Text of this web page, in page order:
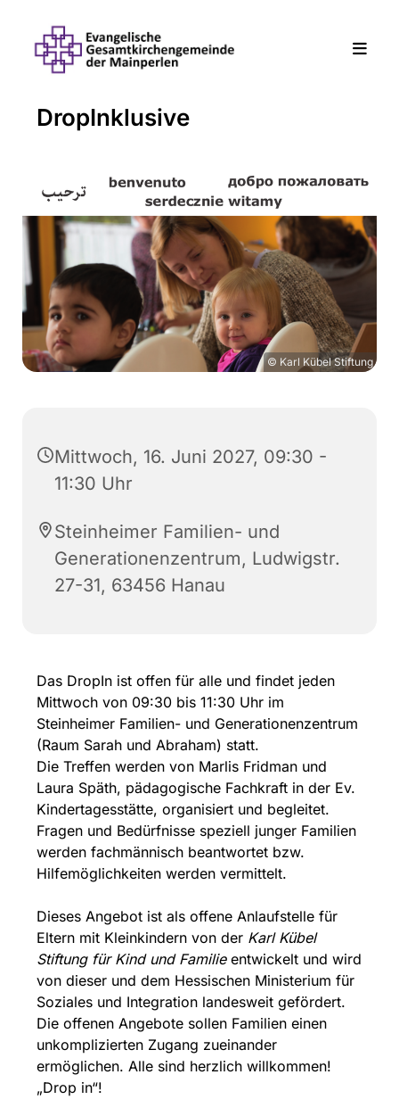
DropInklusive
© Karl Kübel Stiftung
Mittwoch, 16. Juni 2027, 09:30 -
11:30 Uhr
Steinheimer Familien- und
Generationenzentrum, Ludwigstr.
27-31, 63456 Hanau
Das DropIn ist offen für alle und findet jeden
Mittwoch von 09:30 bis 11:30 Uhr im
Steinheimer Familien- und Generationenzentrum
(Raum Sarah und Abraham) statt.
Die Treffen werden von Marlis Fridman und
Laura Späth, pädagogische Fachkraft in der Ev.
Kindertagesstätte, organisiert und begleitet.
Fragen und Bedürfnisse speziell junger Familien
werden fachmännisch beantwortet bzw.
Hilfemöglichkeiten werden vermittelt.
Dieses Angebot ist als offene Anlaufstelle für
Eltern mit Kleinkindern von der Karl Kübel
Stiftung für Kind und Familieentwickelt und wird
von dieser und dem Hessischen Ministerium für
Soziales und Integration landesweit gefördert.
Die offenen Angebote sollen Familien einen
unkomplizierten Zugang zueinander
ermöglichen. Alle sind herzlich willkommen!
„Drop in“!